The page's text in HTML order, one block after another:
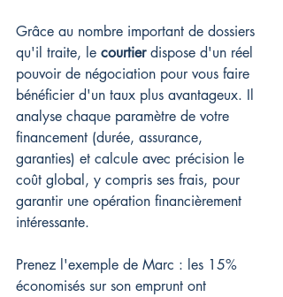
Grâce au nombre important de dossiers
qu'il traite, le courtier dispose d'un réel
pouvoir de négociation pour vous faire
bénéficier d'un taux plus avantageux. Il
analyse chaque paramètre de votre
financement (durée, assurance,
garanties) et calcule avec précision le
coût global, y compris ses frais, pour
garantir une opération financièrement
intéressante.
Prenez l'exemple de Marc : les 15%
économisés sur son emprunt ont